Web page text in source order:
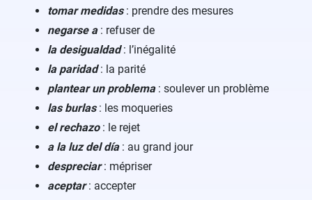
tomar medidas: prendre des mesures
negarse a : refuser de
la desigualdad : l’inégalité
la paridad : la parité
plantear un problema: soulever un problème
las burlas: les moqueries
el rechazo: le rejet
a la luz del día: au grand jour
despreciar : mépriser
aceptar : accepter